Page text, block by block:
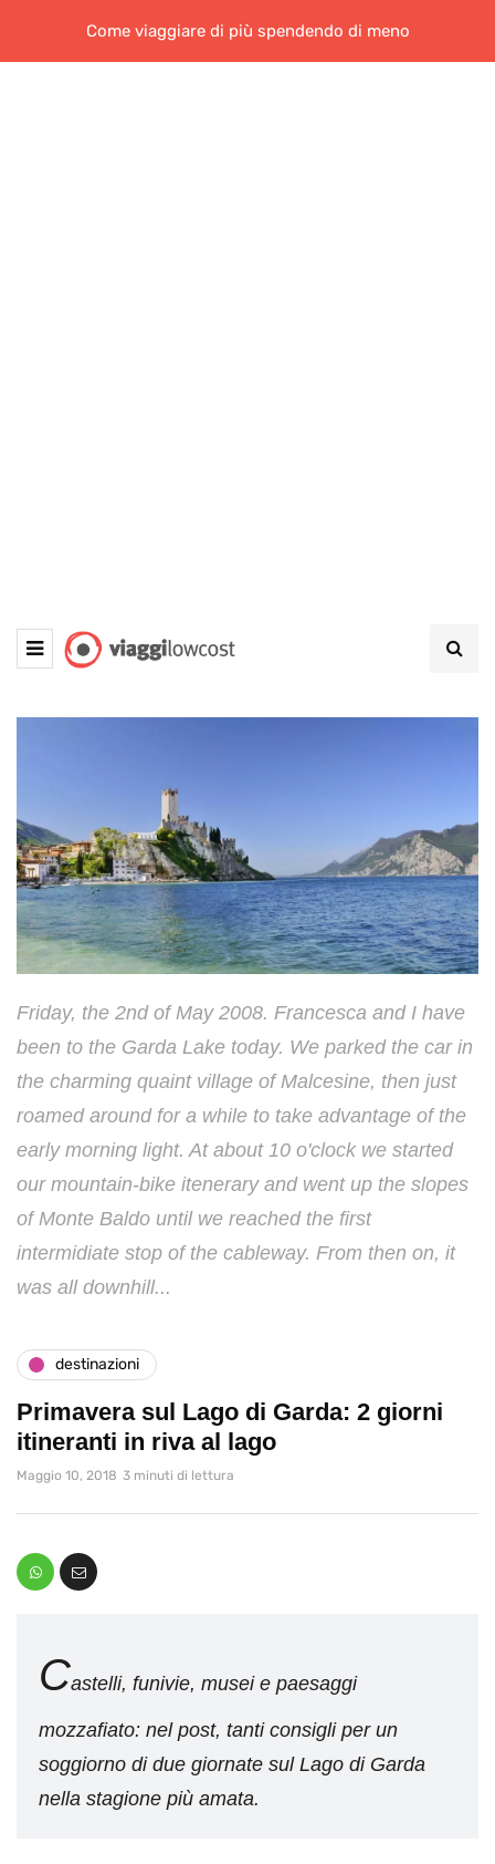
Come viaggiare di più spendendo di meno
Friday, the 2nd of May 2008. Francesca and I have
been to the Garda Lake today. We parked the car in
the charming quaint village of Malcesine, then just
roamed around for a while to take advantage of the
early morning light. At about 10 o'clock we started
our mountain-bike itenerary and went up the slopes
of Monte Baldo until we reached the first
intermidiate stop of the cableway. From then on, it
was all downhill...
destinazioni
Primavera sul Lago di Garda: 2 giorni
itineranti in riva al lago
Maggio 10, 2018 3 minuti di lettura
Castelli, funivie, musei e paesaggi
mozzafiato: nel post, tanti consigli per un
soggiorno di due giornate sul Lago di Garda
nella stagione più amata.